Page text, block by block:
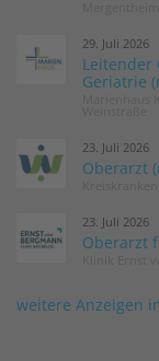
29. Juli 2026
Leitender
Geriatrie
23. Juli 2026
Oberarzt
23. Juli 2026
Oberarzt
weitere Anzeigen